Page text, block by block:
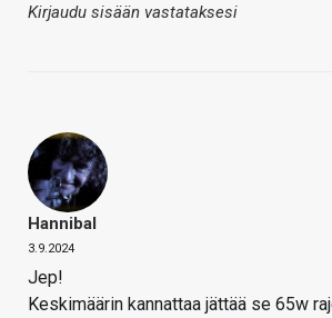
Kirjaudu sisään vastataksesi
Hannibal
3.9.2024
Jep!
Keskimäärin kannattaa jättää se 65w